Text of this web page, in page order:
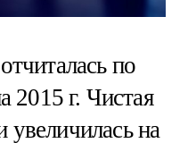
по
2015 г. Чистая
на